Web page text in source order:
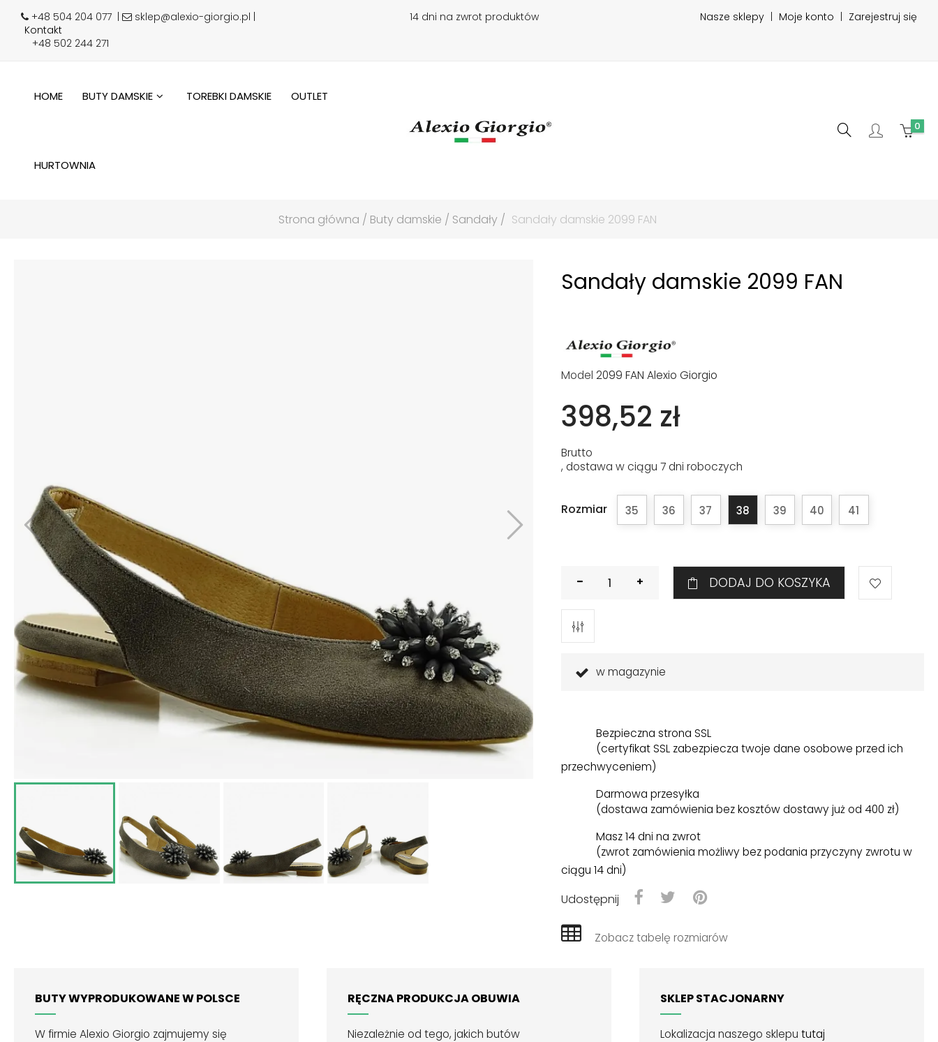
+48 504 204 077
sklep@alexio-giorgio.pl |
Kontakt
+48 502 244 271
14 dni na zwrot produktów Nasze sklepy Moje konto Zarejestruj się
HOME BUTY DAMSKIE TOREBKI DAMSKIE OUTLET
HURTOWNIA
0
Strona główna Buty damskie Sandały Sandały damskie 2099 FAN
Sandały damskie 2099 FAN
Model 2099 FAN Alexio Giorgio
398,52 zł
Brutto
, dostawa w ciągu 7 dni roboczych
Rozmiar 35 36 37 38 39 40 41
DODAJ DO KOSZYKA
w magazynie
Bezpieczna strona SSL
(certyfikat SSL zabezpiecza twoje dane osobowe przed ich
przechwyceniem)
Darmowa przesyłka
(dostawa zamówienia bez kosztów dostawy już od 400 zł)
Masz 14 dni na zwrot
(zwrot zamówienia możliwy bez podania przyczyny zwrotu w
ciągu 14 dni)
Udostępnij
Zobacz tabelę rozmiarów
BUTY WYPRODUKOWANE W POLSCE
W firmie Alexio Giorgio zajmujemy się
RĘCZNA PRODUKCJA OBUWIA
Niezależnie od tego, jakich butów
SKLEP STACJONARNY
Lokalizacja naszego sklepu tutaj